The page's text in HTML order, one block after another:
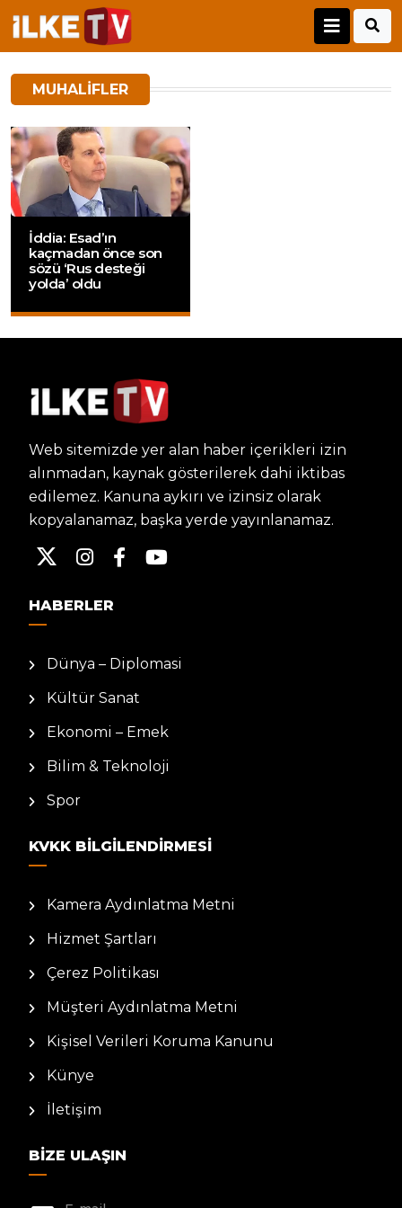
MUHALIFLER
İddia: Esad’ın
kaçmadan önce son
sözü ‘Rus desteği
yolda’ oldu
Web sitemizde yer alan haber içerikleri izin
alınmadan, kaynak gösterilerek dahi iktibas
edilemez. Kanuna aykırı ve izinsiz olarak
kopyalanamaz, başka yerde yayınlanamaz.
HABERLER
Dünya – Diplomasi
Kültür Sanat
Ekonomi – Emek
Bilim & Teknoloji
Spor
KVKK BILGILENDIRMESI
Kamera Aydınlatma Metni
Hizmet Şartları
Çerez Politikası
Müşteri Aydınlatma Metni
Kişisel Verileri Koruma Kanunu
Künye
İletişim
BIZE ULAŞIN